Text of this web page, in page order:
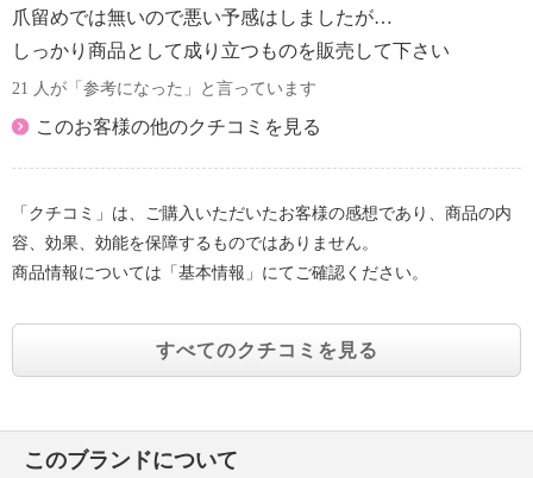
爪留めでは無いので悪い予感はしましたが…
しっかり商品として成り立つものを販売して下さい
21 人が「参考になった」と言っています
このお客様の他のクチコミを見る
「クチコミ」は、ご購入いただいたお客様の感想であり、商品の内
容、効果、効能を保障するものではありません。
商品情報については「基本情報」にてご確認ください。
すべてのクチコミを見る
このブランドについて